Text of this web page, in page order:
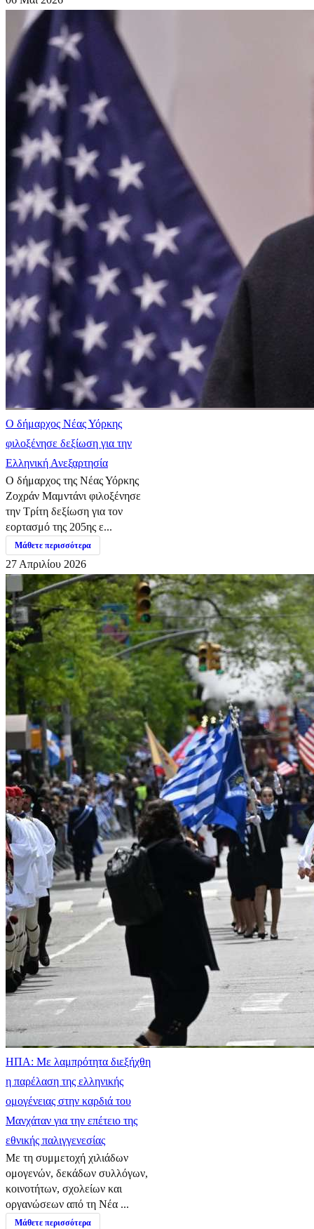
Ο δήμαρχος Νέας Υόρκης
φιλοξένησε δεξίωση για την
Ελληνική Ανεξαρτησία
Ο δήμαρχος της Νέας Υόρκης
Ζοχράν Μαμντάνι φιλοξένησε
την Τρίτη δεξίωση για τον
εορτασμό της 205ης ε...
Μάθετε περισσότερα
27 Απριλίου 2026
ΗΠΑ: Με λαμπρότητα διεξήχθη
η παρέλαση της ελληνικής
ομογένειας στην καρδιά του
Μανχάταν για την επέτειο της
εθνικής παλιγγενεσίας
Με τη συμμετοχή χιλιάδων
ομογενών, δεκάδων συλλόγων,
κοινοτήτων, σχολείων και
οργανώσεων από τη Νέα ...
Μάθετε περισσότερα